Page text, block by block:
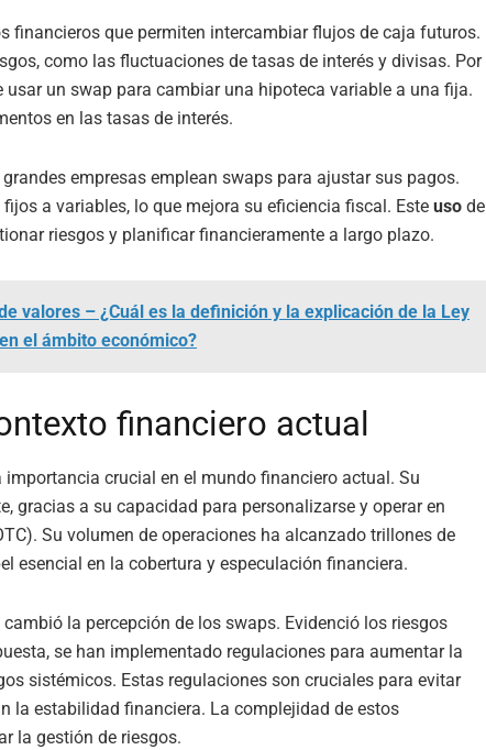
financieros que permiten intercambiar flujos de caja futuros.
como las fluctuaciones de tasas de interés y divisas. Por
usar un swap para cambiar una hipoteca variable a una fija.
en las tasas de interés.
empresas emplean swaps para ajustar sus pagos.
a variables, lo que mejora su eficiencia fiscal. Este uso de
riesgos y planificar financieramente a largo plazo.
valores – ¿Cuál es la definición y la explicación de la Ley
el ámbito económico?
financiero actual
crucial en el mundo financiero actual. Su
gracias a su capacidad para personalizarse y operar en
Su volumen de operaciones ha alcanzado trillones de
esencial en la cobertura y especulación financiera.
la percepción de los swaps. Evidenció los riesgos
se han implementado regulaciones para aumentar la
sistémicos. Estas regulaciones son cruciales para evitar
la estabilidad financiera. La complejidad de estos
la gestión de riesgos.